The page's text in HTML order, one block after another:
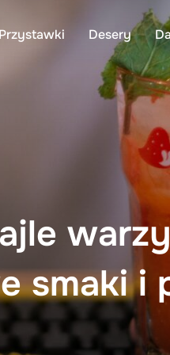
Przystawki Desery
smaki i